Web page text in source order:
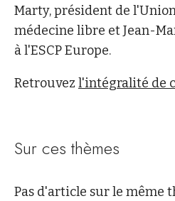
Marty, président de
médecine libre et Jean-
à l'ESCP Europe.
Retrouvez l'intégralité de
Sur ces thèmes
Pas d'article sur le même